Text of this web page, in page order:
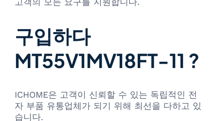
구입하다
MT55V1MV18FT-11 ?
ICHOME은 고객이 신뢰할 수 있는 독립적인 전
자 부품 유통업체가 되기 위해 최선을 다하고 있
습니다.